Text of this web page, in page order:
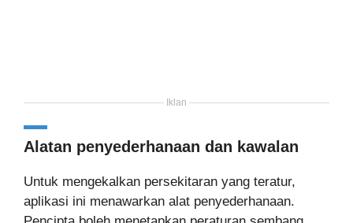
Iklan
Alatan penyederhanaan dan kawalan
Untuk mengekalkan persekitaran yang teratur,
aplikasi ini menawarkan alat penyederhanaan.